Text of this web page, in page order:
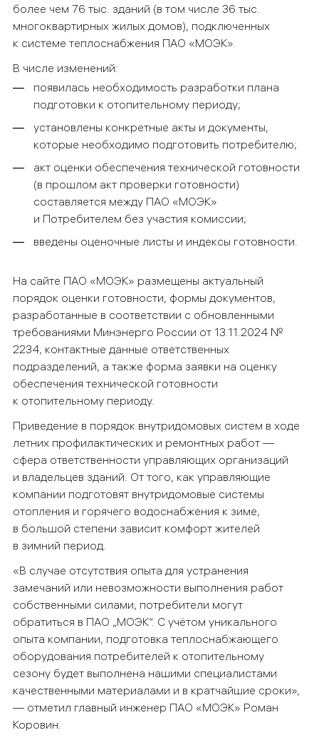
более чем 76 тыс. зданий (в том числе 36 тыс.
многоквартирных жилых домов), подключенных
к системе теплоснабжения ПАО «МОЭК».
В числе изменений:
появилась необходимость разработки плана
подготовки к отопительному периоду;
установлены конкретные акты и документы,
которые необходимо подготовить потребителю;
акт оценки обеспечения технической готовности
(в прошлом акт проверки готовности)
составляется между ПАО «МОЭК»
и Потребителем без участия комиссии;
введены оценочные листы и индексы готовности.
На сайте ПАО «МОЭК» размещены актуальный
порядок оценки готовности, формы документов,
разработанные в соответствии с обновленными
требованиями Минэнерго России от 13.11.2024 №
2234, контактные данные ответственных
подразделений, а также форма заявки на оценку
обеспечения технической готовности
к отопительному периоду.
Приведение в порядок внутридомовых систем в ходе
летних профилактических и ремонтных работ —
сфера ответственности управляющих организаций
и владельцев зданий. От того, как управляющие
компании подготовят внутридомовые системы
отопления и горячего водоснабжения к зиме,
в большой степени зависит комфорт жителей
в зимний период.
«В случае отсутствия опыта для устранения
замечаний или невозможности выполнения работ
собственными силами, потребители могут
обратиться в ПАО „МОЭК“. С учётом уникального
опыта компании, подготовка теплоснабжающего
оборудования потребителей к отопительному
сезону будет выполнена нашими специалистами
качественными материалами и в кратчайшие сроки»,
— отметил главный инженер ПАО «МОЭК» Роман
Коровин.